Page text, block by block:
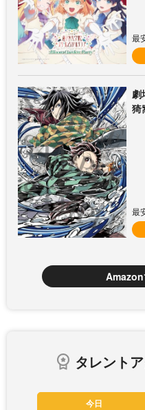
最
劇
猗
最
Amazon
タレント
今日